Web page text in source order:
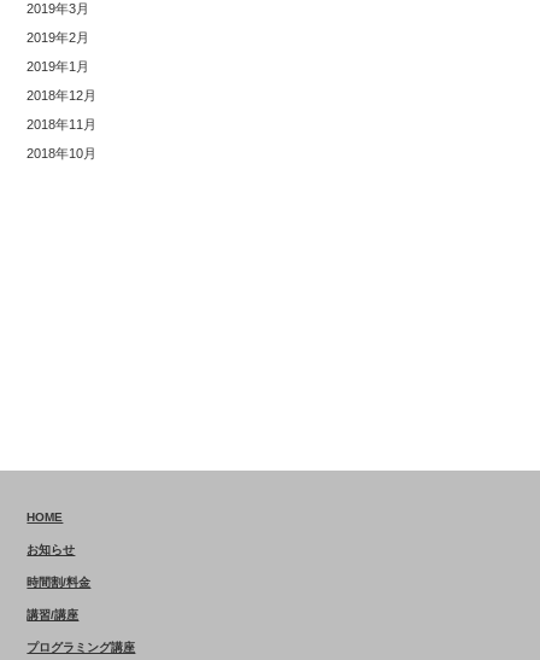
2019年3月
2019年2月
2019年1月
2018年12月
2018年11月
2018年10月
HOME
お知らせ
時間割/料金
講習/講座
プログラミング講座